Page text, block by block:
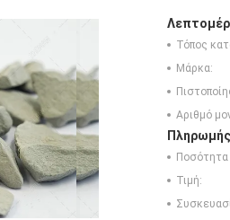
Τόπος
Μάρκα:
Αριθμό
Ποσότητα
Τιμή: